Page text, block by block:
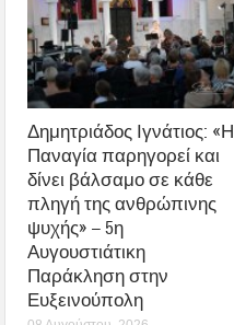
Δημητριάδος Ιγνάτιος: «Η
Παναγία παρηγορεί και
δίνει βάλσαμο σε κάθε
πληγή της ανθρώπινης
ψυχής» – 5η
Αυγουστιάτικη
Παράκληση στην
Ευξεινούπολη